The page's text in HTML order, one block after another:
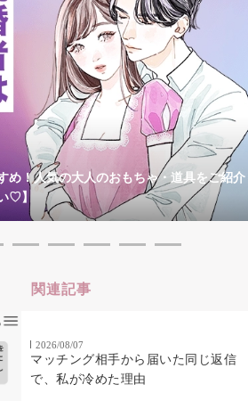
め！人気の大人のおもちゃ・道具をご紹介
♡】
関連記事
2026/08/07
マッチング相手から届いた同じ返信
で、私が冷めた理由